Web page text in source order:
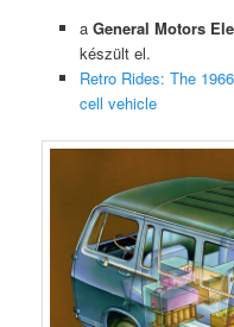
a General Motors
készült el.
Retro Rides: The
cell vehicle